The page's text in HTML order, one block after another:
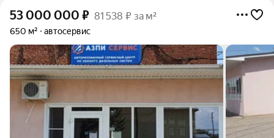
53 000 000 ₽ 81 538 ₽ за м²
650 м² автосервис